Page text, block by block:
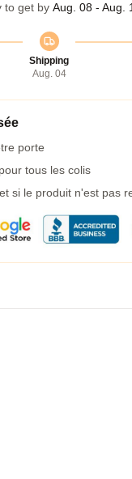
to get by Aug. 08 - Aug.
Shipping
Aug. 04
porte
tous les colis
si le produit n'est pas